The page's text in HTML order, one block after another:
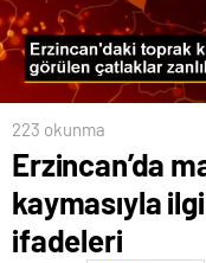
223 okunma
Erzincan’da
kaymasıyla
ifadeleri